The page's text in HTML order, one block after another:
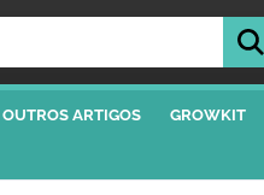
OUTROS ARTIGOS GROWKIT